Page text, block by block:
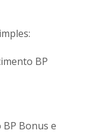
BP
Bonus e